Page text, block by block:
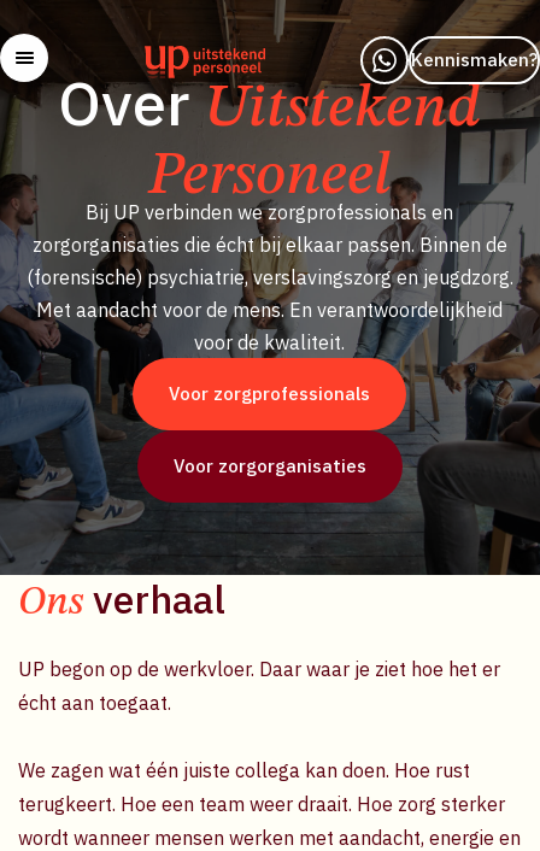
Kennismaken?
OverUitstekend
Personeel
Bij UP verbinden we zorgprofessionals en
zorgorganisaties die écht bij elkaar passen. Binnen de
(forensische) psychiatrie, verslavingszorg en jeugdzorg.
Met aandacht voor de mens. En verantwoordelijkheid
voor de kwaliteit.
Voor zorgprofessionals
Voor zorgorganisaties
Ons verhaal
UP begon op de werkvloer. Daar waar je ziet hoe het er
écht aan toegaat.
We zagen wat één juiste collega kan doen. Hoe rust
terugkeert. Hoe een team weer draait. Hoe zorg sterker
wordt wanneer mensen werken met aandacht, energie en